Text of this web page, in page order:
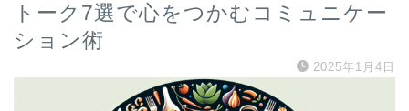
トーク7選で心をつかむコミュニケー
ション術
2025年1月4日